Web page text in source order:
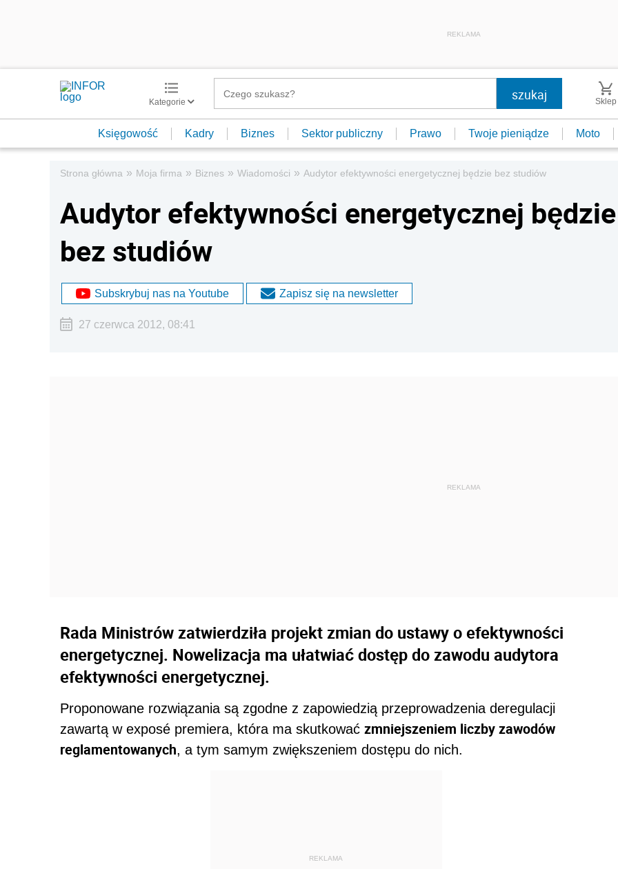
REKLAMA
Kategorie Sklep
Księgowość Kadry Biznes Sektor publiczny Prawo Twoje pieniądze Moto
Strona główna » Moja firma » Biznes » Wiadomości » Audytor efektywności energetycznej będzie bez studiów
Audytor efektywności energetycznej będzie
bez studiów
Subskrybuj nas na Youtube Zapisz się na newsletter
27 czerwca 2012, 08:41
Rada Ministrów zatwierdziła projekt zmian do ustawy o efektywności
energetycznej. Nowelizacja ma ułatwiać dostęp do zawodu audytora
efektywności energetycznej.
Proponowane rozwiązania są zgodne z zapowiedzią przeprowadzenia deregulacji
zawartą w exposé premiera, która ma skutkować zmniejszeniem liczby zawodów
reglamentowanych, a tym samym zwiększeniem dostępu do nich.
REKLAMA